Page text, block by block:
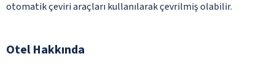
otomatik çeviri araçları kullanılarak çevrilmiş olabilir.
Otel Hakkında